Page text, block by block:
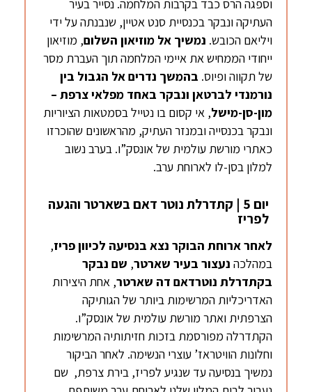
וספגה הרס כבד בקרבות המלחמה. נסייר בעיר
העתיקה ונבקר בכנסיית סנט אטיין, שנבנתה על ידי
ויליאם הכובש. נמשיך אל מוזיאון השלום, מוזיאון
ייחודי הממחיש את איימי המלחמה תוך העברת מסר
של תקווה ופיוס. בהמשך נדרים אל הגבול בין
נורמנדי לברטאן ונבקר באחד מפלאי צרפת –
מון-סן-מישל, אי קסום בו נטייל בסמטאות הציוריות
ונבקר בכנסייה ובמנזר העתיק, מהראשונים שהוכרזו
כאתרי מורשת עולמית של אונסק”ו. בערב נשוב
למלון בסן-לו לארוחת ערב.
יום 5 | קתדרלת נוטר דאם בשארטר והגעה
לפריז
לאחר ארוחת הבוקר נצא בנסיעה לכיוון פריז,
במהלכה נעצור בעיר שארטר, שם נבקר
בקתדרלת נוטרדאם דה שארטר, אחת היצירות
האדריכליות המרשימות ביותר של הגותיקה
הצרפתית ואתר מורשת עולמית של אונסק”ו.
הקתדרלה מפורסמת בזכות חזיתותיה המרשימות
וחלונות הוויטראז’ עוצרי הנשימה. לאחר הביקור
נמשיך בנסיעה עד שנגיע לפריז, בירת צרפת, שם